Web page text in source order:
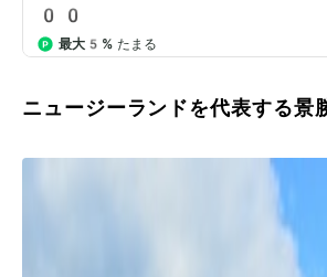
ニュージーランドを代表する景